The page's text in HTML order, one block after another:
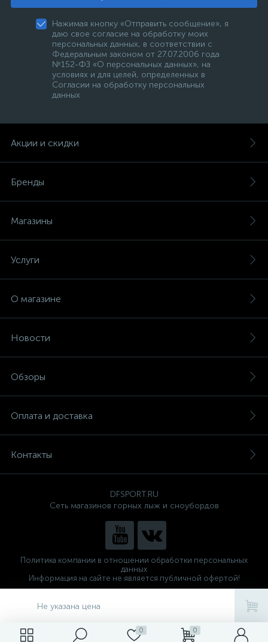
0 0
Не указана цена
Нажимая кнопку «Отправить сообщение», я
даю свое согласие на обработку моих
персональных данных, в соответствии с
Федеральным законом от 27.07.2006 года
№152-ФЗ «О персональных данных», на
условиях и для целей, определенных в
Согласии на обработку персональных
данных
Акции и скидки
Бренды
Магазины
Услуги
О магазине
Новости
Обзоры
Оплата и доставка
Контакты
DFSPORT.RU
Сеть магазинов горных лыж и сноубордов
Политика компании в отношении обработки персональных
данных
Информация на сайте не является публичной офертой!